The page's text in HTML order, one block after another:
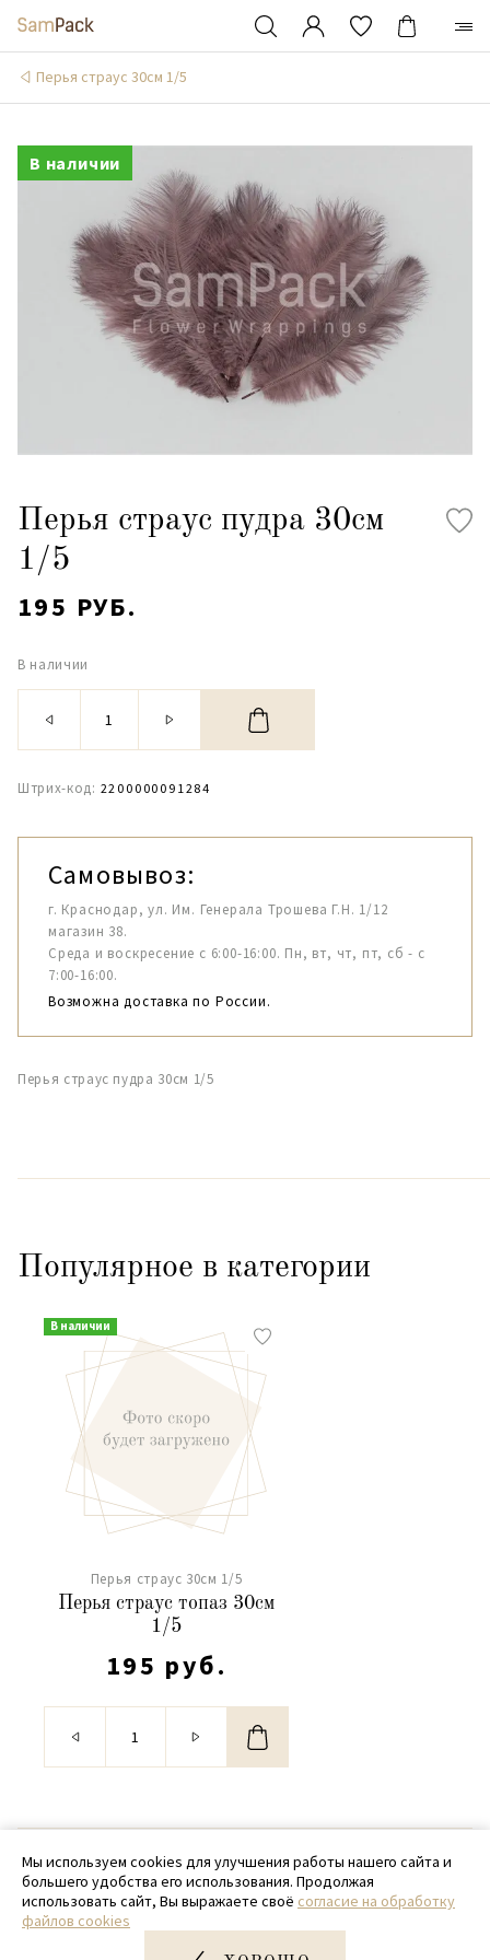
Перья страус 30см 1/5
В наличии
Перья страус пудра 30см
1/5
195 РУБ.
В наличии
Штрих-код: 2200000091284
Самовывоз:
г. Краснодар, ул. Им. Генерала Трошева Г.Н. 1/12
магазин 38.
Среда и воскресение с 6:00-16:00. Пн, вт, чт, пт, сб - с
7:00-16:00.
Возможна доставка по России.
Перья страус пудра 30см 1/5
Популярное в категории
В наличии
Перья страус 30см 1/5
Перья страус топаз 30см
1/5
195 руб.
© 2020 - 2026 SamPack
+ 7 (918) 699-97-87
zakaz@sampack.store
Мы используем cookies для улучшения работы нашего сайта и
большего удобства его использования. Продолжая
использовать сайт, Вы выражаете своё согласие на обработку
файлов cookies